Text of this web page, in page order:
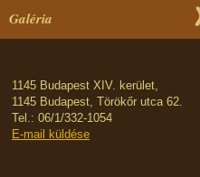
Galéria
1145 Budapest XIV. kerület,
1145 Budapest, Törökőr utca 62.
Tel.: 06/1/332-1054
E-mail küldése